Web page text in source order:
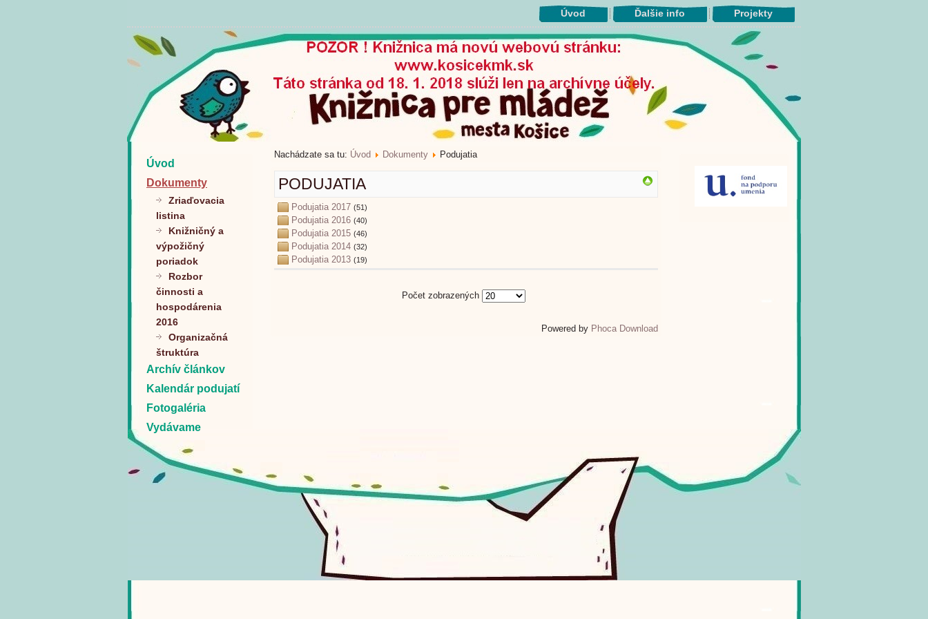
Úvod Ďalšie info Projekty
Úvod
Dokumenty
Zriaďovacia
listina
Knižničný a
výpožičný
poriadok
Rozbor
činnosti a
hospodárenia
2016
Organizačná
štruktúra
Archív článkov
Kalendár podujatí
Fotogaléria
Vydávame
Nachádzate sa tu: Úvod Dokumenty Podujatia
PODUJATIA
Podujatia 2017 (51)
Podujatia 2016 (40)
Podujatia 2015 (46)
Podujatia 2014 (32)
Podujatia 2013 (19)
Počet zobrazených
Powered by Phoca Download